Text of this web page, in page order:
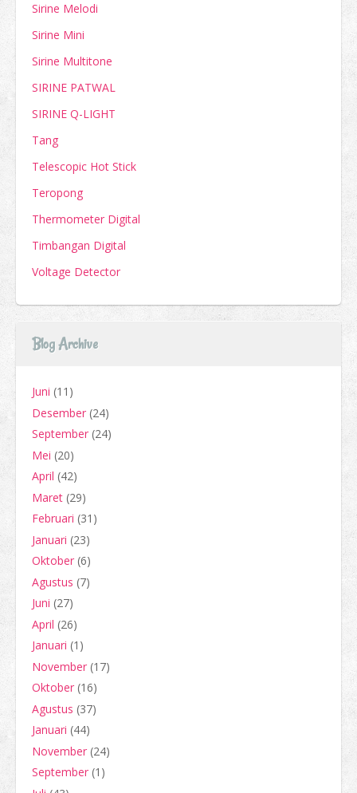
Sirine Melodi
Sirine Mini
Sirine Multitone
SIRINE PATWAL
SIRINE Q-LIGHT
Tang
Telescopic Hot Stick
Teropong
Thermometer Digital
Timbangan Digital
Voltage Detector
Blog Archive
Juni (11)
Desember (24)
September (24)
Mei (20)
April (42)
Maret (29)
Februari (31)
Januari (23)
Oktober (6)
Agustus (7)
Juni (27)
April (26)
Januari (1)
November (17)
Oktober (16)
Agustus (37)
Januari (44)
November (24)
September (1)